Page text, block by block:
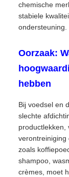
chemische
stabiele
ondersteuning.
Oorzaak:
hebben
Bij voedsel en
slechte
productlekken,
verontreiniging
zoals
shampoo,
crèmes, moet